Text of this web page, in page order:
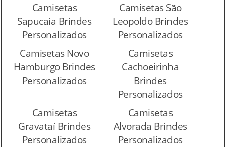
Camisetas
Sapucaia Brindes
Personalizados
Camisetas São
Leopoldo Brindes
Personalizados
Camisetas Novo
Hamburgo Brindes
Personalizados
Camisetas
Cachoeirinha
Brindes
Personalizados
Camisetas
Gravataí Brindes
Personalizados
Camisetas
Alvorada Brindes
Personalizados